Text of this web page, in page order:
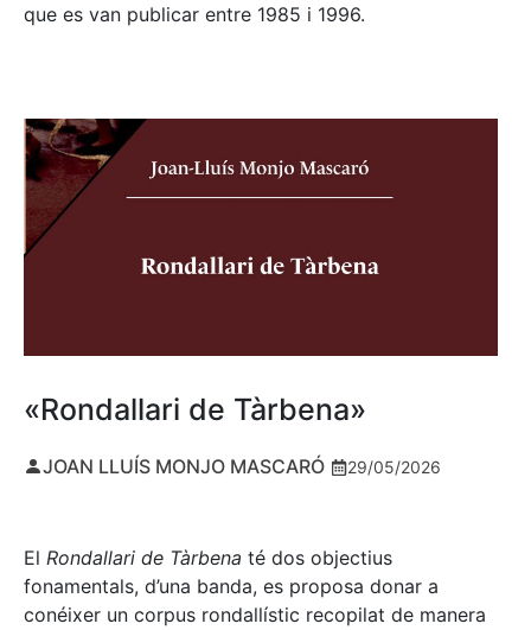
que es van publicar entre 1985 i 1996.
«Rondallari de Tàrbena»
JOAN LLUÍS MONJO MASCARÓ 29/05/2026
El Rondallari de Tàrbena té dos objectius
fonamentals, d’una banda, es proposa donar a
conéixer un corpus rondallístic recopilat de manera